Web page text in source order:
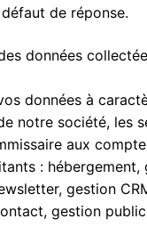
défaut de réponse.
données
données à
notre société, les
aux
: hébergement,
gestion
gestion